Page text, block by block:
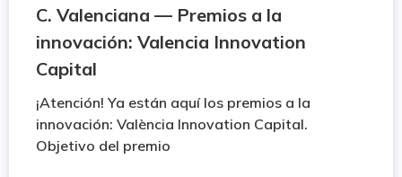
C. Valenciana — Premios a la
innovación: Valencia Innovation
Capital
¡Atención! Ya están aquí los premios a la
innovación: València Innovation Capital.
Objetivo del premio